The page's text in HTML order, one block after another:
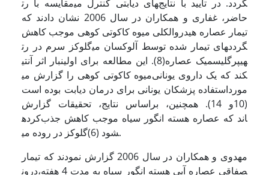
مقایسه با رت‎های دیابتی کنترل می‎گردد. در تأیید با نتایج
حاضر، غفاری و همکاران در سال 2006 نشان دادند که
تیمار عصاره هیدروالکلی میوه کاکوتی کوهی موجب کاهش
گلوکز سرم در رت‎های تیمار شده توسط آلوکسان می‎گردد
(8). این مطالعه برای اولین­بار اثر آنتی‎هیپرگلیسمیک عصاره
میوه کاکوتی کوهی را گزارش می‎کند که یک داروی یونانی
مورداستفاده پزشکان یونانی برای درمان دیابت بوده است
(10و 14). همچنین، براساس نتایج، تحقیقات گزارش
کرده‎اند که عصاره هسته انگور سیاه موجب کاهش جذب
گلوکز در روده می‎شود (6).
مهدوی و همکاران در سال 2006 گزارش نمودند که تیمار
درون‎صفاقی عصاره آبی هسته انگور سیاه به مدت 4 هفته،